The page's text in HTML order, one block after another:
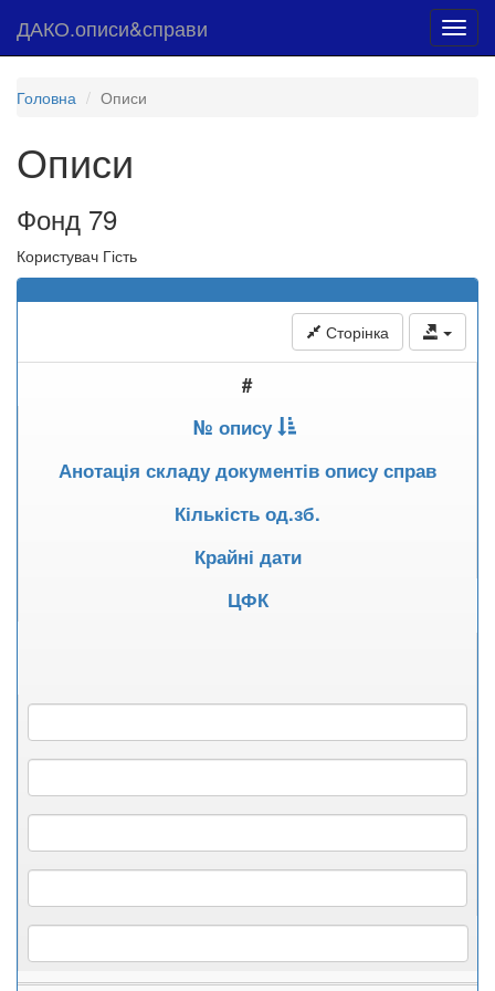
ДАКО.описи&справи
Головна Описи
Описи
Фонд 79
Користувач Гість
Сторінка
#
№ опису
Анотація складу документів опису справ
Кількість од.зб.
Крайні дати
ЦФК